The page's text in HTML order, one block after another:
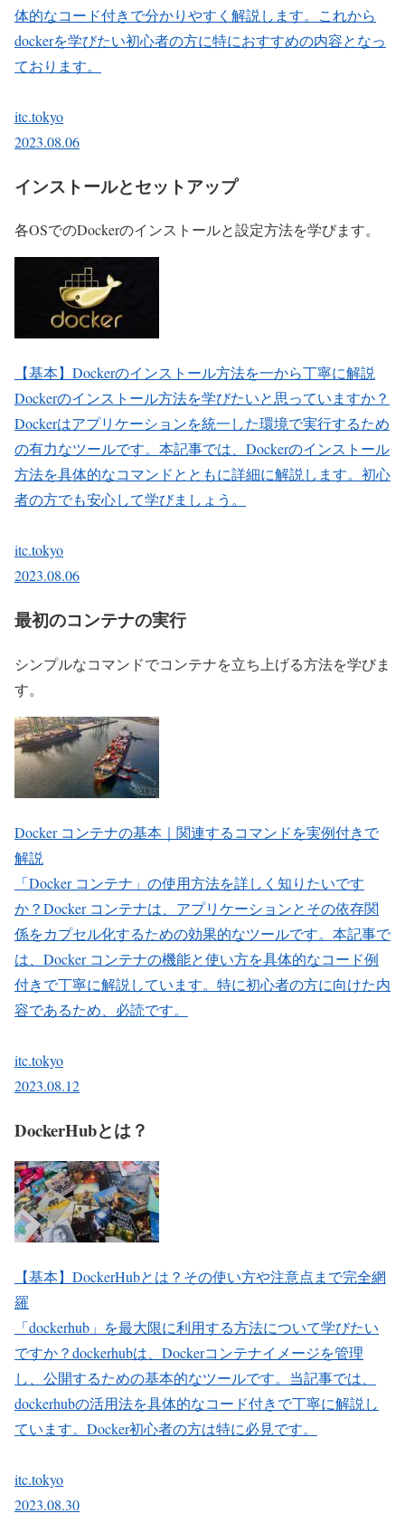
体的なコード付きで分かりやすく解説します。これから
dockerを学びたい初心者の方に特におすすめの内容となっ
ております。
itc.tokyo
2023.08.06
インストールとセットアップ
各OSでのDockerのインストールと設定方法を学びます。
【基本】Dockerのインストール方法を一から丁寧に解説
Dockerのインストール方法を学びたいと思っていますか？
Dockerはアプリケーションを統一した環境で実行するため
の有力なツールです。本記事では、Dockerのインストール
方法を具体的なコマンドとともに詳細に解説します。初心
者の方でも安心して学びましょう。
itc.tokyo
2023.08.06
最初のコンテナの実行
シンプルなコマンドでコンテナを立ち上げる方法を学びま
す。
Docker コンテナの基本｜関連するコマンドを実例付きで
解説
「Docker コンテナ」の使用方法を詳しく知りたいです
か？Docker コンテナは、アプリケーションとその依存関
係をカプセル化するための効果的なツールです。本記事で
は、Docker コンテナの機能と使い方を具体的なコード例
付きで丁寧に解説しています。特に初心者の方に向けた内
容であるため、必読です。
itc.tokyo
2023.08.12
DockerHubとは？
【基本】DockerHubとは？その使い方や注意点まで完全網
羅
「dockerhub」を最大限に利用する方法について学びたい
ですか？dockerhubは、Dockerコンテナイメージを管理
し、公開するための基本的なツールです。当記事では、
dockerhubの活用法を具体的なコード付きで丁寧に解説し
ています。Docker初心者の方は特に必見です。
itc.tokyo
2023.08.30